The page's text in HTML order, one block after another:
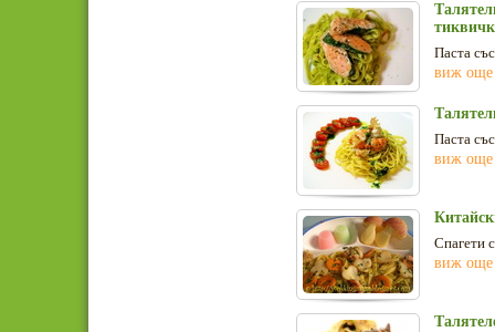
Паста
виж още
Паста
виж още
Спагети
виж още